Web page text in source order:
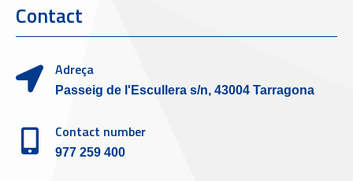
Contact
Adreça
Passeig de l'Escullera s/n, 43004 Tarragona
Contact number
977 259 400